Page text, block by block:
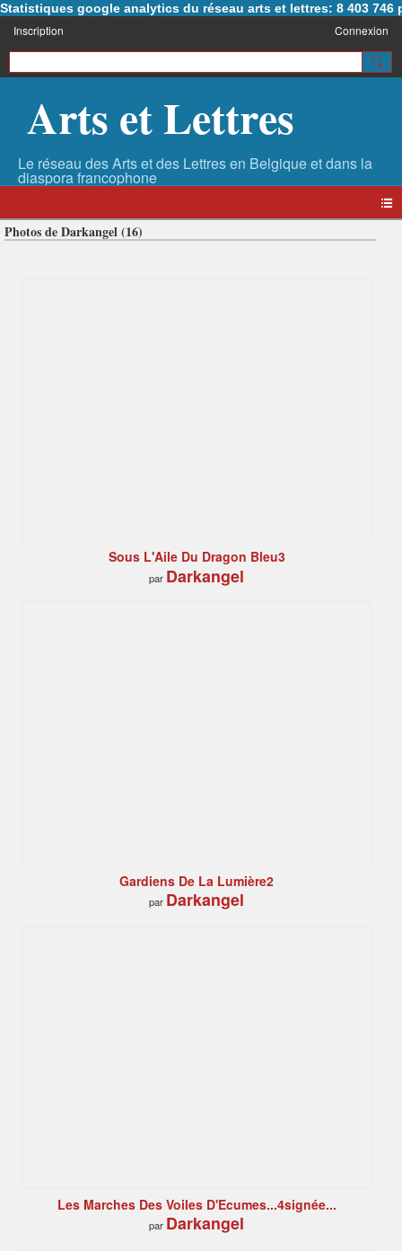
Statistiques google analytics du réseau arts et lettres: 8 403 746
Inscription Connexion
Arts et Lettres
Photos de Darkangel (16)
Sous L'Aile Du Dragon Bleu3
par Darkangel
Gardiens De La Lumière2
par Darkangel
Les Marches Des Voiles D'Ecumes...4signée...
par Darkangel